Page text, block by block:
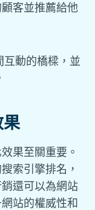
客並推薦給他
互動的橋樑，並
果至關重要。
索引擎排名，
還可以為網站
站的權威性和